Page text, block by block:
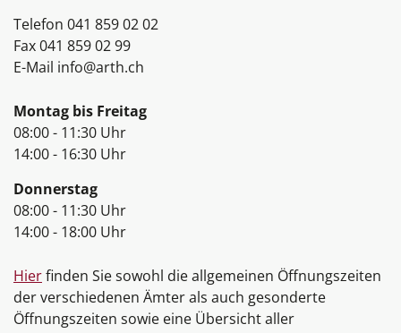
Telefon 041 859 02 02
Fax041 859 02 99
E-Mail info@arth.ch
Öffnungszeiten
Montag bis Freitag
08:00 - 11:30 Uhr
14:00 - 16:30 Uhr
Donnerstag
08:00 - 11:30 Uhr
14:00 - 18:00 Uhr
Hierfinden Sie sowohl die allgemeinen Öffnungszeiten
der verschiedenen Ämter als auch gesonderte
Öffnungszeiten sowie eine Übersicht aller